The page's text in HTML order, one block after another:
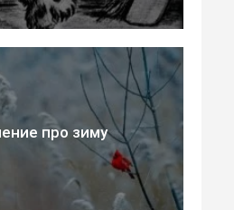
про зиму